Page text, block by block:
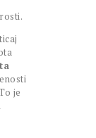
je